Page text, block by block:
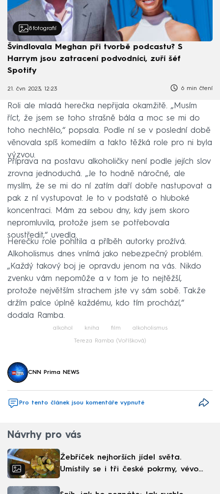
8 fotografií
Švindlovala Meghan při tvorbě podcastu? S
Harrym jsou zatracení podvodníci, zuří šéf
Spotify
21. čvn 2023, 12:23 6 min čtení
Roli ale mladá herečka nepřijala okamžitě. „Musím
říct, že jsem se toho strašně bála a moc se mi do
toho nechtělo,“ popsala. Podle ní se v poslední době
věnovala spíš komediím a takto těžká role pro ni byla
výzvou.
Příprava na postavu alkoholičky není podle jejích slov
zrovna jednoduchá. „Je to hodně náročné, ale
myslím, že se mi do ní zatím daří dobře nastupovat a
pak z ní vystupovat. Je to v podstatě o hluboké
koncentraci. Mám za sebou dny, kdy jsem skoro
nepromluvila, protože jsem se potřebovala
soustředit,“ uvedla.
Herečku role pohltila a příběh autorky prožívá.
Alkoholismus dnes vnímá jako nebezpečný problém.
„Každý takový boj je opravdu jenom na vás. Nikdo
zvenku vám nepomůže a v tom je to nejtěžší,
protože největším strachem jste vy sám sobě. Takže
držím palce úplně každému, kdo tím prochází,“
dodala Ramba.
alkohol kniha film alkoholismus
Tereza Ramba (Voříšková)
CNN Prima NEWS
Pro tento článek jsou komentáře vypnuté
Návrhy pro vás
Žebříček nejhorších jídel světa.
Umístily se i tři české pokrmy, vévodí